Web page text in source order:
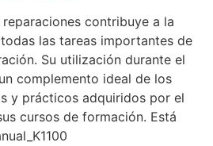
contribuye a la
las tareas importantes de
Su utilización durante el
complemento ideal de los
y prácticos adquiridos por el
cursos de formación. Está